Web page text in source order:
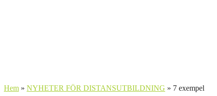
Hem » NYHETER FÖR DISTANSUTBILDNING » 7 exempel